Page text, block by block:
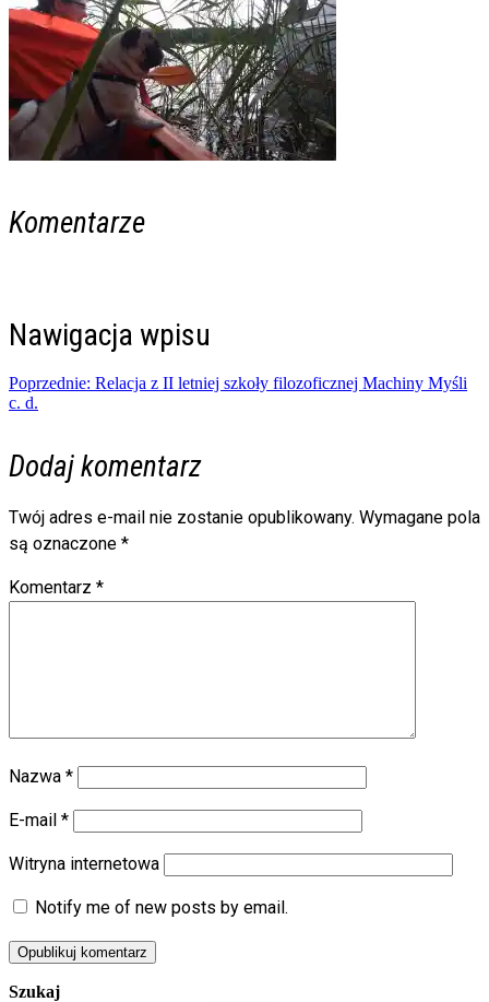
Komentarze
Nawigacja wpisu
Poprzednie: Relacja z II letniej szkoły filozoficznej Machiny Myśli
c. d.
Dodaj komentarz
Twój adres e-mail nie zostanie opublikowany. Wymagane pola
są oznaczone *
Komentarz *
Nazwa *
E-mail *
Witryna internetowa
Notify me of new posts by email.
Szukaj